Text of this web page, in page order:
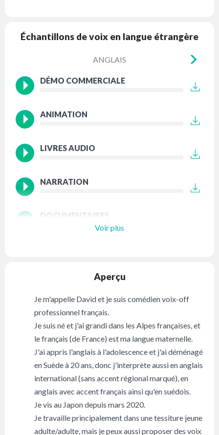
Échantillons de voix en langue étrangère
ANGLAIS
DÉMO COMMERCIALE
ANIMATION
LIVRES AUDIO
NARRATION
DOCUMENTAIRES
Voir plus
Aperçu
Je m'appelle David et je suis comédien voix-off
professionnel français.
Je suis né et j'ai grandi dans les Alpes françaises, et
le français (de France) est ma langue maternelle.
J'ai appris l'anglais à l'adolescence et j'ai déménagé
en Suède à 20 ans, donc j'interprète aussi en anglais
international (sans accent régional marqué), en
anglais avec accent français ainsi qu'en suédois.
Je vis au Japon depuis mars 2020.
Je travaille principalement dans une tessiture jeune
adulte/adulte, mais je peux aussi proposer des voix